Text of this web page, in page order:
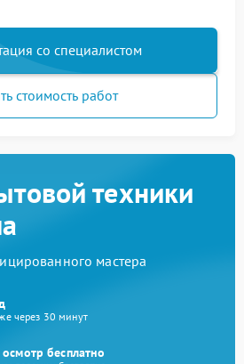
со специалистом
стоимость работ
техники
мастера
через 30 минут
бесплатно